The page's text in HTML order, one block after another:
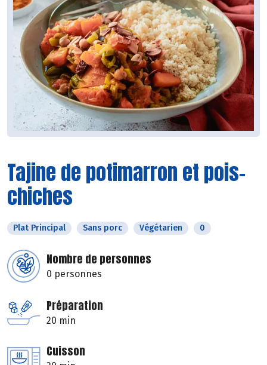
Tajine de potimarron et pois-
chiches
Plat Principal Sans porc Végétarien 0
Nombre de personnes
0 personnes
Préparation
20 min
Cuisson